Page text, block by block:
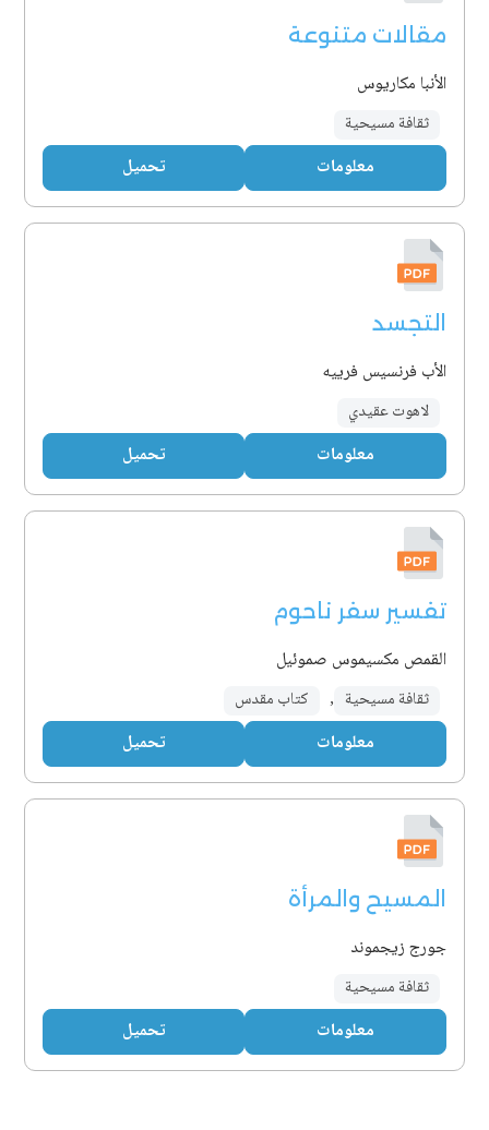
مقالات متنوعة
الأنبا مكاريوس
ثقافة مسيحية
معلومات تحميل
التجسد
الأب فرنسيس فرييه
لاهوت عقيدي
معلومات تحميل
تفسير سفر ناحوم
القمص مكسيموس صموئيل
ثقافة مسيحية , كتاب مقدس
معلومات تحميل
المسيح والمرأة
جورج زيجموند
ثقافة مسيحية
معلومات تحميل